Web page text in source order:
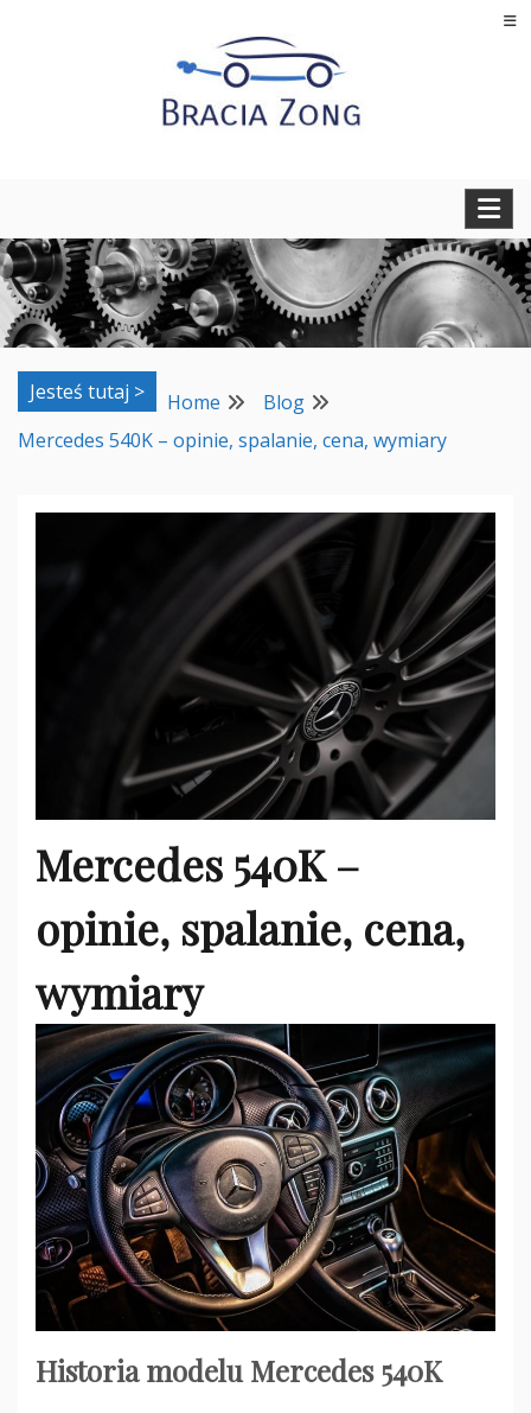
Jesteś tutaj > Home
Blog
Mercedes 540K – opinie, spalanie, cena, wymiary
Mercedes 540K –
opinie, spalanie, cena,
wymiary
Historia modelu Mercedes 540K